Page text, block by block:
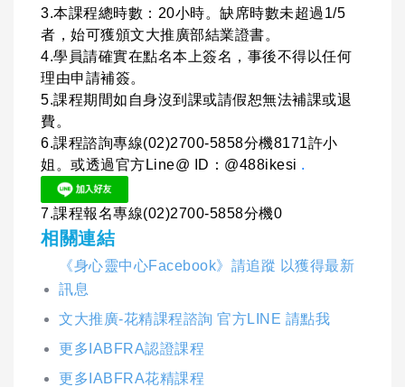
3.本課程總時數：20小時。缺席時數未超過1/5
者，始可獲頒文大推廣部結業證書。
4.學員請確實在點名本上簽名，事後不得以任何
理由申請補簽。
5.課程期間如自身沒到課或請假恕無法補課或退
費。
6.課程諮詢專線(02)2700-5858分機8171許小
姐。或透過官方Line@ ID：@488ikesi .
7.課程報名專線(02)2700-5858分機0
相關連結
《身心靈中心Facebook》請追蹤 以獲得最新
訊息
文大推廣-花精課程諮詢 官方LINE 請點我
更多IABFRA認證課程
更多IABFRA花精課程